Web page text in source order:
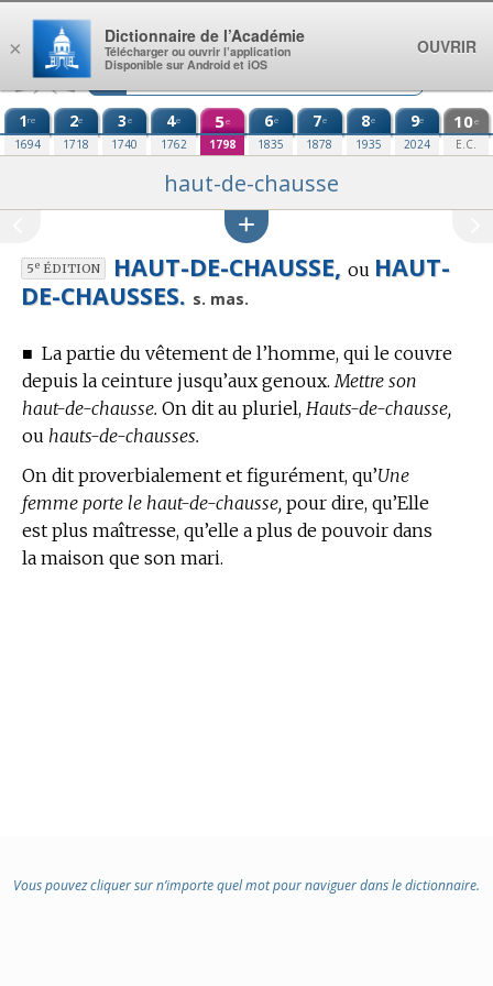
Aller au contenu
1re
1694
2e
1718
3e
1740
4e
1762
5e
1798
6e
1835
7e
1878
8e
1935
9e
2024
10e
E.C.
haut-de-chausse
5eÉDITION HAUT-DE-CHAUSSE, ou HAUT-
DE-CHAUSSES. s. mas.
■ La partie du vêtement de l’homme, qui le couvre
depuis la ceinture jusqu’aux genoux. Mettre son
haut-de-chausse. On dit au pluriel, Hauts-de-chausse,
ou hauts-de-chausses.
On dit proverbialement et figurément, qu’Une
femme porte le haut-de-chausse, pour dire, qu’Elle
est plus maîtresse, qu’elle a plus de pouvoir dans
la maison que son mari.
Vous pouvez cliquer sur n’importe quel mot pour naviguer dans le dictionnaire.
×
Dictionnaire de l’Académie
Télécharger ou ouvrir l’application
Disponible sur Android et iOS
OUVRIR